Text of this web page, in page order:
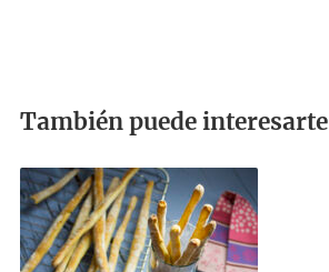
También puede interesarte